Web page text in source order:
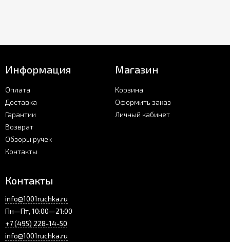
Информация
Оплата
Доставка
Гарантии
Возврат
Обзоры ручек
Контакты
Магазин
Корзина
Оформить заказ
Личный кабинет
Контакты
info@1001ruchka.ru
Пн—Пт, 10:00—21:00
+7 (495) 228-14-50
info@1001ruchka.ru